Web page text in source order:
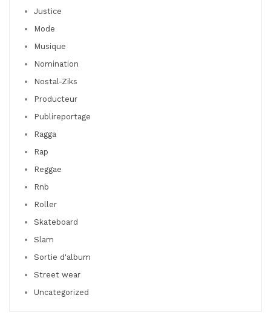
Justice
Mode
Musique
Nomination
Nostal-Ziks
Producteur
Publireportage
Ragga
Rap
Reggae
Rnb
Roller
Skateboard
Slam
Sortie d'album
Street wear
Uncategorized